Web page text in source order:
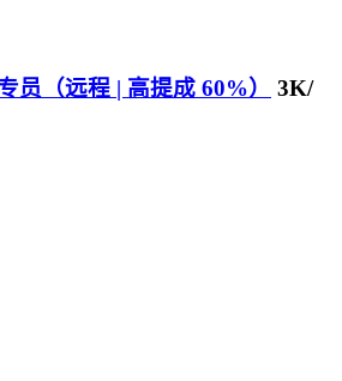
员（远程 | 高提成 60%）
3K/